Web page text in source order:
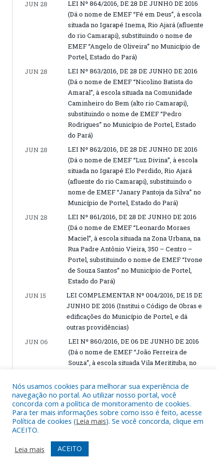
JUN 28
LEI Nº 864/2016, DE 28 DE JUNHO DE 2016
(Dá o nome de EMEF “Fé em Deus”, à escola
situada no Igarapé Inema, Rio Ajará (afluente
do rio Camarapi), substituindo o nome de
EMEF “Angelo de Oliveira” no Município de
Portel, Estado do Pará)
JUN 28
LEI Nº 863/2016, DE 28 DE JUNHO DE 2016
(Dá o nome de EMEF “Nicolino Batista do
Amaral”, à escola situada na Comunidade
Caminheiro do Bem (alto rio Camarapi),
substituindo o nome de EMEF “Pedro
Rodrigues” no Município de Portel, Estado
do Pará)
JUN 28
LEI Nº 862/2016, DE 28 DE JUNHO DE 2016
(Dá o nome de EMEF “Luz Divina”, à escola
situada no Igarapé Elo Perdido, Rio Ajará
(afluente do rio Camarapi), substituindo o
nome de EMEF “Janary Pantoja da Silva” no
Município de Portel, Estado do Pará)
JUN 28
LEI Nº 861/2016, DE 28 DE JUNHO DE 2016
(Dá o nome de EMEF “Leonardo Moraes
Maciel”, à escola situada na Zona Urbana, na
Rua Padre Antônio Vieira, 350 – Centro –
Portel, substituindo o nome de EMEF “Ivone
de Souza Santos” no Município de Portel,
Estado do Pará)
JUN 15
LEI COMPLEMENTAR Nº 004/2016, DE 15 DE
JUNHO DE 2016 (Institui o Código de Obras e
edificações do Município de Portel, e dá
outras providências)
JUN 06
LEI Nº 860/2016, DE 06 DE JUNHO DE 2016
(Dá o nome de EMEF “João Ferreira de
Souza”, à escola situada Vila Meritituba, no
“Antônio José” no Município de Portel,
Estado do Pará)
JUN 06
LEI Nº 859/2016, DE 06 DE JUNHO DE 2016
(Dá o nome de EMEI “Orlando Pinto
Castanheira S/N (entre a Passagem Emaús e
Rua Edson Guedes) no Bairro da Castanheira,
Nós usamos cookies para melhorar sua experiência de
navegação no portal. Ao utilizar nosso portal, você
concorda com a política de monitoramento de cookies.
Para ter mais informações sobre como isso é feito, acesse
Política de cookies (Leia mais). Se você concorda, clique em
ACEITO.
Leia mais
ACEITO